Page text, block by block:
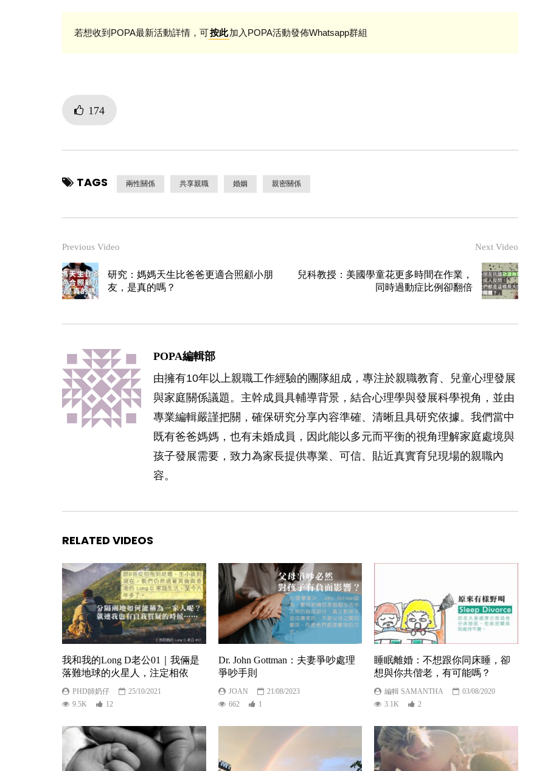
若想收到POPA最新活動詳情，可按此加入POPA活動發佈Whatsapp群組
174
TAGS 兩性關係 共享親職 婚姻 親密關係
Previous Video
研究：媽媽天生比爸爸更適合照顧小朋
友，是真的嗎？
Next Video
兒科教授：美國學童花更多時間在作業，
同時過動症比例卻翻倍
POPA編輯部
由擁有10年以上親職工作經驗的團隊組成，專注於親職教育、兒童心理發展
與家庭關係議題。主幹成員具輔導背景，結合心理學與發展科學視角，並由
專業編輯嚴謹把關，確保研究分享內容準確、清晰且具研究依據。我們當中
既有爸爸媽媽，也有未婚成員，因此能以多元而平衡的視角理解家庭處境與
孩子發展需要，致力為家長提供專業、可信、貼近真實育兒現場的親職內
容。
RELATED VIDEOS
我和我的Long D老公01｜我倆是
落難地球的火星人，注定相依
PHD師奶仔
25/10/2021
9.5K
12
Dr. John Gottman：夫妻爭吵處理
爭吵手則
JOAN
21/08/2023
662
1
睡眠離婚：不想跟你同床睡，卻
想與你共偕老，有可能嗎？
編輯 SAMANTHA
03/08/2020
3.1K
2